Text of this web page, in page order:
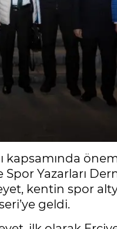
kapsamında
Yazarları
kentin spor
geldi.